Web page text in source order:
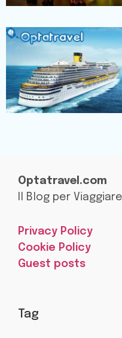
Optatravel.com
Il Blog per
Privacy Policy
Cookie Policy
Guest posts
Tag